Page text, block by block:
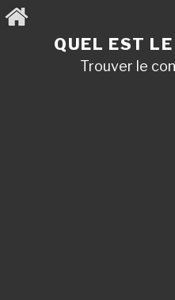
Aller
au
QUEL EST
Trouver le